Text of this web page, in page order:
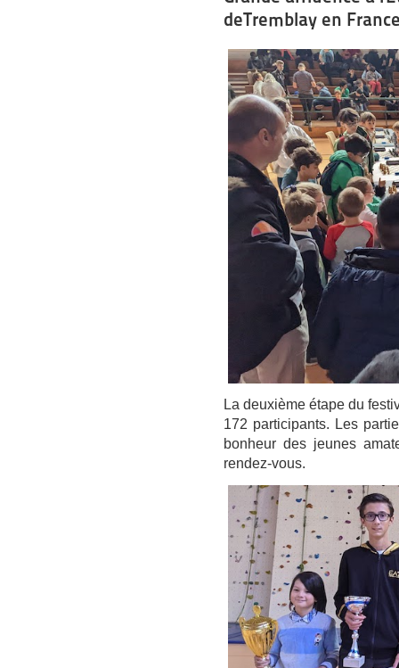
deTremblay en
La deuxième étape du
172 participants. Les
bonheur des jeunes
rendez-vous.